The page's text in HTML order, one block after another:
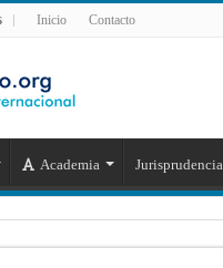
Inicio Contacto
Academia Jurisprudencia